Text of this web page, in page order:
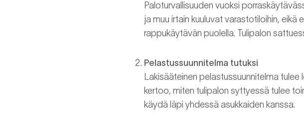
Paloturvallisuuden vuoksi
ja muu irtain kuuluvat varastotiloihin,
rappukäytävän puolella. Tulipalon
Pelastussuunnitelma tutuksi
Lakisääteinen pelastussuunnitelma
kertoo, miten tulipalon syttyessä tulee
käydä läpi yhdessä asukkaiden kanssa.